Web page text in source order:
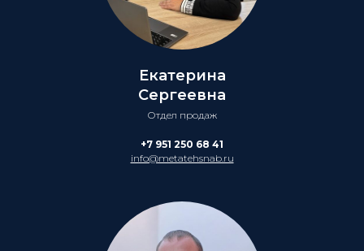
Екатерина
Сергеевна
Отдел продаж
+7 951 250 68 41
info@metatehsnab.ru